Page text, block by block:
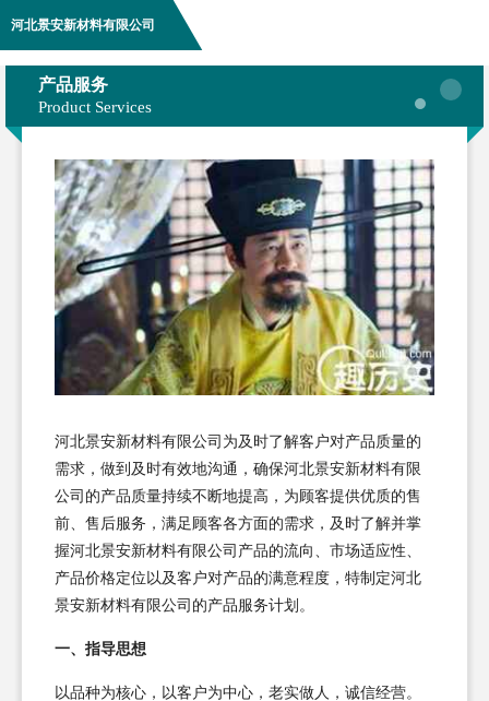
河北景安新材料有限公司
产品服务
Product Services
河北景安新材料有限公司为及时了解客户对产品质量的
需求，做到及时有效地沟通，确保河北景安新材料有限
公司的产品质量持续不断地提高，为顾客提供优质的售
前、售后服务，满足顾客各方面的需求，及时了解并掌
握河北景安新材料有限公司产品的流向、市场适应性、
产品价格定位以及客户对产品的满意程度，特制定河北
景安新材料有限公司的产品服务计划。
一、指导思想
以品种为核心，以客户为中心，老实做人，诚信经营。